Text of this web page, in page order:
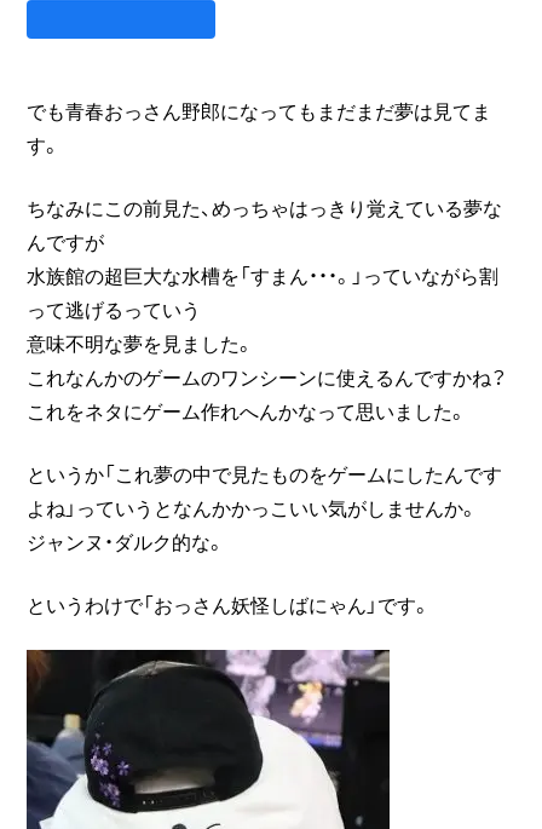
でも青春おっさん野郎になってもまだまだ夢は見てま
す。
ちなみにこの前見た、めっちゃはっきり覚えている夢な
んですが
水族館の超巨大な水槽を「すまん・・・。」っていながら割
って逃げるっていう
意味不明な夢を見ました。
これなんかのゲームのワンシーンに使えるんですかね？
これをネタにゲーム作れへんかなって思いました。
というか「これ夢の中で見たものをゲームにしたんです
よね」っていうとなんかかっこいい気がしませんか。
ジャンヌ・ダルク的な。
というわけで「おっさん妖怪しばにゃん」です。